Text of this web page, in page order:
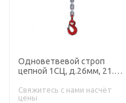
Одноветвевой строп
цепной 1СЦ, д.26мм, 21.2Г/
Свяжитесь с нами насчёт
цены